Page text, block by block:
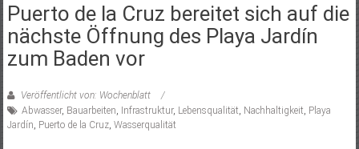
Puerto de la Cruz bereitet sich auf die
nächste Öffnung des Playa Jardín
zum Baden vor
Veröffentlicht von: Wochenblatt
Abwasser, Bauarbeiten, Infrastruktur, Lebensqualität, Nachhaltigkeit, Playa
Jardín, Puerto de la Cruz, Wasserqualität